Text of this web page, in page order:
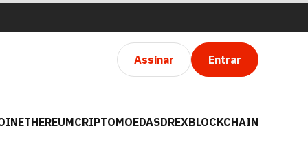
Assinar Entrar
ETHEREUMCRIPTOMOEDASDREXBLOCKCHAIN